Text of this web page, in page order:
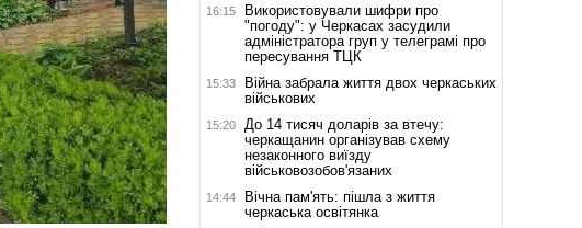
16:15
Використовували шифри про
"погоду": у Черкасах засудили
адміністратора груп у телеграмі про
пересування ТЦК
15:33
Війна забрала життя двох черкаських
військових
15:20
До 14 тисяч доларів за втечу:
черкащанин організував схему
незаконного виїзду
військовозобов'язаних
14:44
Вічна пам'ять: пішла з життя
черкаська освітянка